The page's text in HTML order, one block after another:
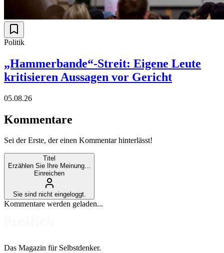
Politik
„Hammerbande“-Streit: Eigene Leute
kritisieren Aussagen vor Gericht
05.08.26
Kommentare
Sei der Erste, der einen Kommentar hinterlässt!
Titel
Erzählen Sie Ihre Meinung...
Einreichen
Sie sind nicht eingeloggt.
Kommentare werden geladen...
Das Magazin für Selbstdenker.